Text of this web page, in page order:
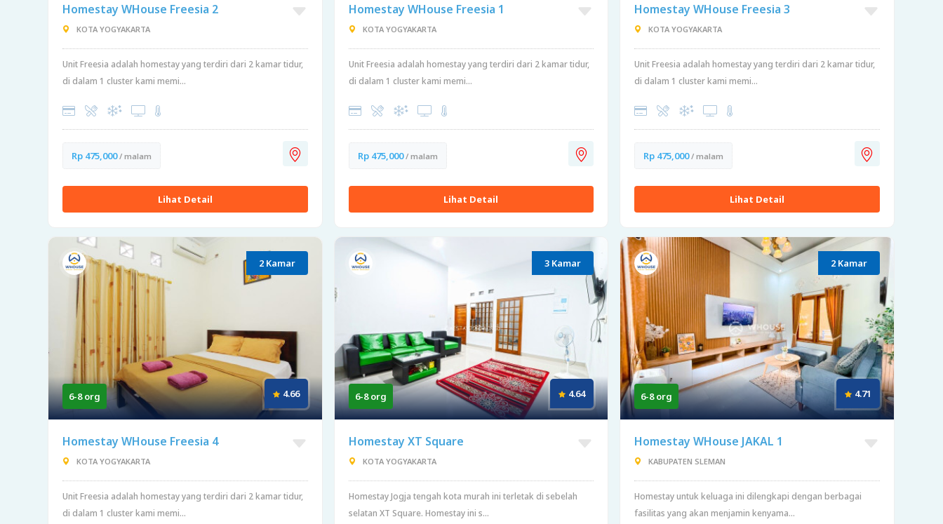
Homestay WHouse Freesia 2
KOTA YOGYAKARTA
Unit Freesia adalah homestay yang terdiri dari 2 kamar tidur,
di dalam 1 cluster kami memi...
Rp 475,000/ malam
Lihat Detail
Homestay WHouse Freesia 1
KOTA YOGYAKARTA
Unit Freesia adalah homestay yang terdiri dari 2 kamar tidur,
di dalam 1 cluster kami memi...
Rp 475,000/ malam
Lihat Detail
Homestay WHouse Freesia 3
KOTA YOGYAKARTA
Unit Freesia adalah homestay yang terdiri dari 2 kamar tidur,
di dalam 1 cluster kami memi...
Rp 475,000/ malam
Lihat Detail
2 Kamar
6-8 org 4.66
Homestay WHouse Freesia 4
KOTA YOGYAKARTA
Unit Freesia adalah homestay yang terdiri dari 2 kamar tidur,
di dalam 1 cluster kami memi...
3 Kamar
6-8 org 4.64
Homestay XT Square
KOTA YOGYAKARTA
Homestay Jogja tengah kota murah ini terletak di sebelah
selatan XT Square. Homestay ini s...
2 Kamar
6-8 org 4.71
Homestay WHouse JAKAL 1
KABUPATEN SLEMAN
Homestay untuk keluaga ini dilengkapi dengan berbagai
fasilitas yang akan menjamin kenyama...